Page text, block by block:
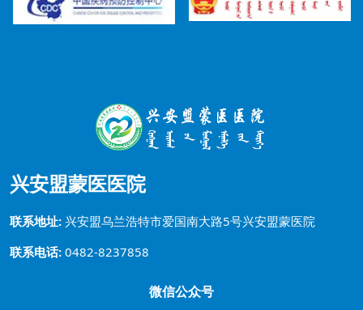
兴安盟蒙医医院
联系地址: 兴安盟乌兰浩特市爱国南大路5号兴安盟蒙医院
联系电话: 0482-8237858
微信公众号